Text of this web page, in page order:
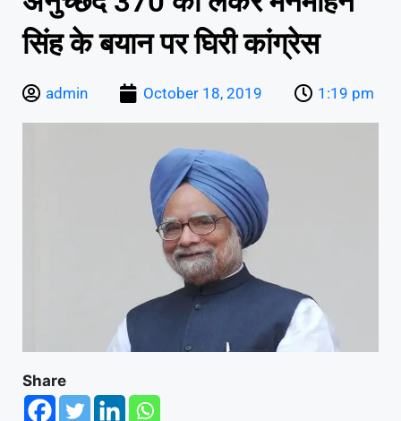
सिंह के बयान पर घिरी कांग्रेस
admin October 18, 2019 1:19 pm
Share